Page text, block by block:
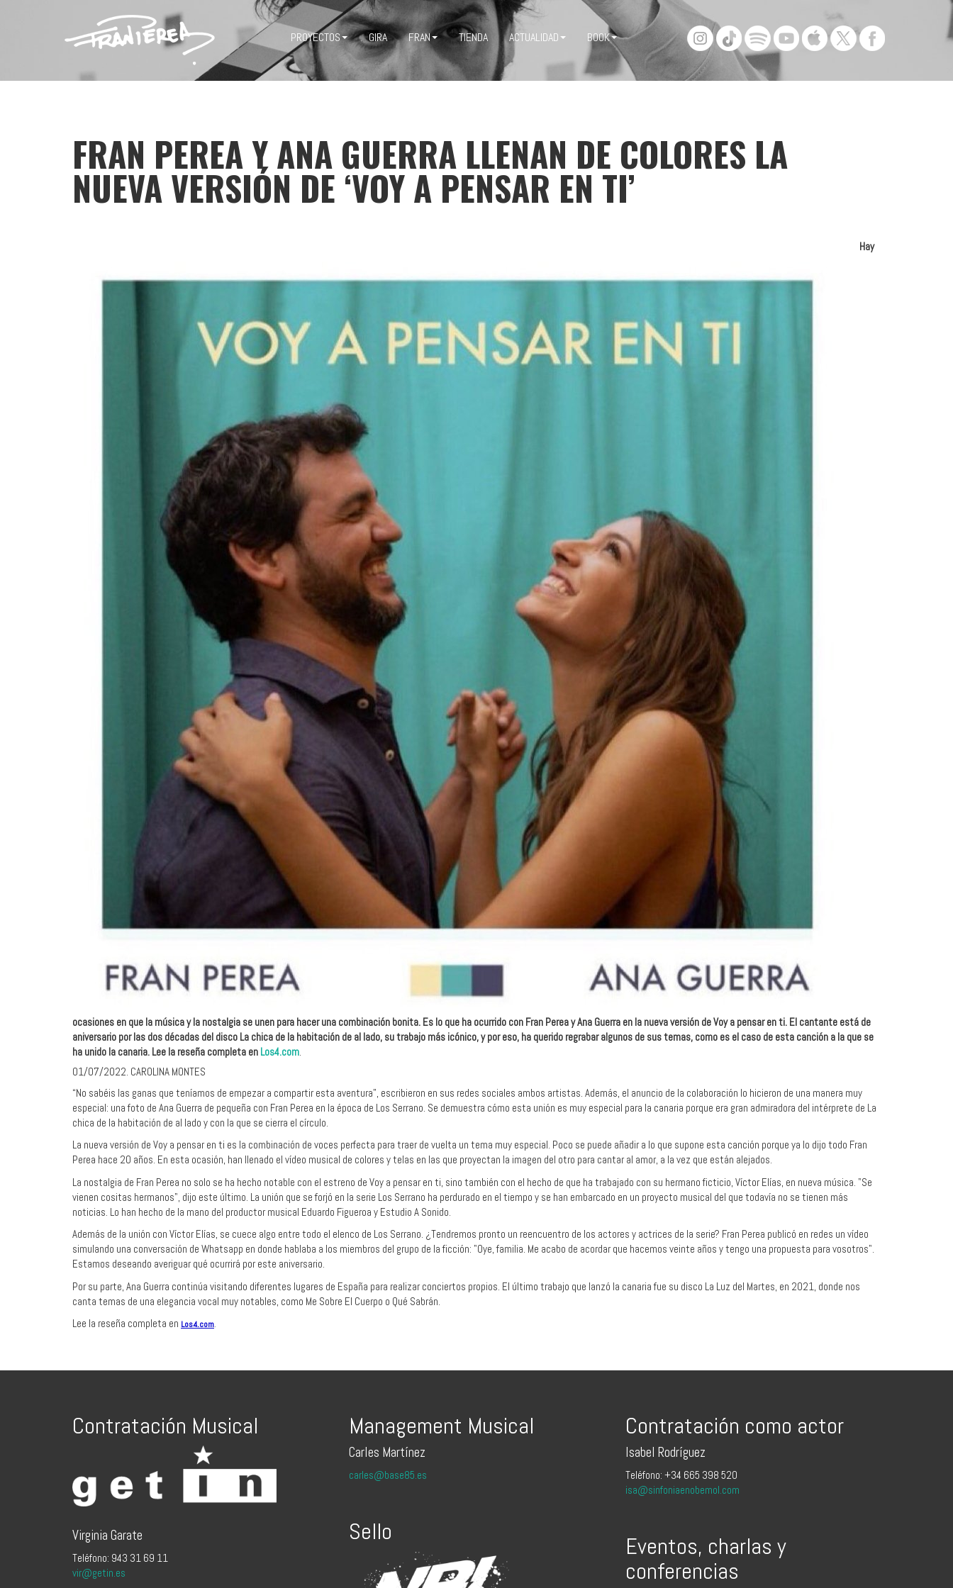
PROYECTOS GIRA FRAN TIENDA ACTUALIDAD BOOK
FRAN PEREA Y ANA GUERRA LLENAN DE COLORES LA
NUEVA VERSIÓN DE ‘VOY A PENSAR EN TI’
Hay
ocasiones en que la música y la nostalgia se unen para hacer una combinación bonita. Es lo que ha ocurrido con Fran Perea y Ana Guerra en la nueva versión de Voy a pensar en ti. El cantante está de
aniversario por las dos décadas del disco La chica de la habitación de al lado, su trabajo más icónico, y por eso, ha querido regrabar algunos de sus temas, como es el caso de esta canción a la que se
ha unido la canaria. Lee la reseña completa en Los4.com
01/07/2022. CAROLINA MONTES
“No sabéis las ganas que teníamos de empezar a compartir esta aventura”, escribieron en sus redes sociales ambos artistas. Además, el anuncio de la colaboración lo hicieron de una manera muy
especial: una foto de Ana Guerra de pequeña con Fran Perea en la época de Los Serrano. Se demuestra cómo esta unión es muy especial para la canaria porque era gran admiradora del intérprete de La
chica de la habitación de al lado y con la que se cierra el círculo.
La nueva versión de Voy a pensar en ti es la combinación de voces perfecta para traer de vuelta un tema muy especial. Poco se puede añadir a lo que supone esta canción porque ya lo dijo todo Fran
Perea hace 20 años. En esta ocasión, han llenado el vídeo musical de colores y telas en las que proyectan la imagen del otro para cantar al amor, a la vez que están alejados.
La nostalgia de Fran Perea no solo se ha hecho notable con el estreno de Voy a pensar en ti, sino también con el hecho de que ha trabajado con su hermano ficticio, Víctor Elías, en nueva música. "Se
vienen cositas hermanos", dijo este último. La unión que se forjó en la serie Los Serrano ha perdurado en el tiempo y se han embarcado en un proyecto musical del que todavía no se tienen más
noticias. Lo han hecho de la mano del productor musical Eduardo Figueroa y Estudio A Sonido.
Además de la unión con Víctor Elías, se cuece algo entre todo el elenco de Los Serrano. ¿Tendremos pronto un reencuentro de los actores y actrices de la serie? Fran Perea publicó en redes un vídeo
simulando una conversación de Whatsapp en donde hablaba a los miembros del grupo de la ficción: "Oye, familia. Me acabo de acordar que hacemos veinte años y tengo una propuesta para vosotros".
Estamos deseando averiguar qué ocurrirá por este aniversario.
Por su parte, Ana Guerra continúa visitando diferentes lugares de España para realizar conciertos propios. El último trabajo que lanzó la canaria fue su disco La Luz del Martes, en 2021, donde nos
canta temas de una elegancia vocal muy notables, como Me Sobre El Cuerpo o Qué Sabrán.
Lee la reseña completa en Los4.com.
Contratación Musical
Virginia Garate
Teléfono: 943 31 69 11
vir@getin.es
Management Musical
Carles Martínez
carles@base85.es
Sello
Contratación como actor
Isabel Rodríguez
Teléfono: +34 665 398 520
isa@sinfoniaenobemol.com
Eventos, charlas y
conferencias